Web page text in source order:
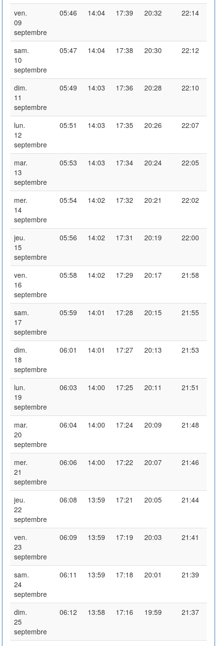
ven.
09
septembre
05:46 14:04 17:39 20:32 22:14
sam.
10
septembre
05:47 14:04 17:38 20:30 22:12
dim.
11
septembre
05:49 14:03 17:36 20:28 22:10
lun.
12
septembre
05:51 14:03 17:35 20:26 22:07
mar.
13
septembre
05:53 14:03 17:34 20:24 22:05
mer.
14
septembre
05:54 14:02 17:32 20:21 22:02
jeu.
15
septembre
05:56 14:02 17:31 20:19 22:00
ven.
16
septembre
05:58 14:02 17:29 20:17 21:58
sam.
17
septembre
05:59 14:01 17:28 20:15 21:55
dim.
18
septembre
06:01 14:01 17:27 20:13 21:53
lun.
19
septembre
06:03 14:00 17:25 20:11 21:51
mar.
20
septembre
06:04 14:00 17:24 20:09 21:48
mer.
21
septembre
06:06 14:00 17:22 20:07 21:46
jeu.
22
septembre
06:08 13:59 17:21 20:05 21:44
ven.
23
septembre
06:09 13:59 17:19 20:03 21:41
sam.
24
septembre
06:11 13:59 17:18 20:01 21:39
dim.
25
septembre
06:12 13:58 17:16 19:59 21:37